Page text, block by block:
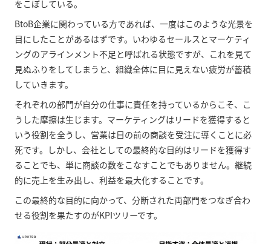
をこぼしている。
BtoB企業に関わっている方であれば、一度はこのような光景を
目にしたことがあるはずです。いわゆるセールスとマーケティ
ングのアラインメント不足と呼ばれる状態ですが、これを見て
見ぬふりをしてしまうと、組織全体に目に見えない疲労が蓄積
していきます。
それぞれの部門が自分の仕事に責任を持っているからこそ、こ
うした摩擦は生じます。マーケティングはリードを獲得すると
いう役割を全うし、営業は目の前の商談を受注に導くことに必
死です。しかし、会社としての最終的な目的はリードを獲得す
ることでも、単に商談の数をこなすことでもありません。継続
的に売上を生み出し、利益を最大化することです。
この最終的な目的に向かって、分断された両部門をつなぎ合わ
せる役割を果たすのがKPIツリーです。